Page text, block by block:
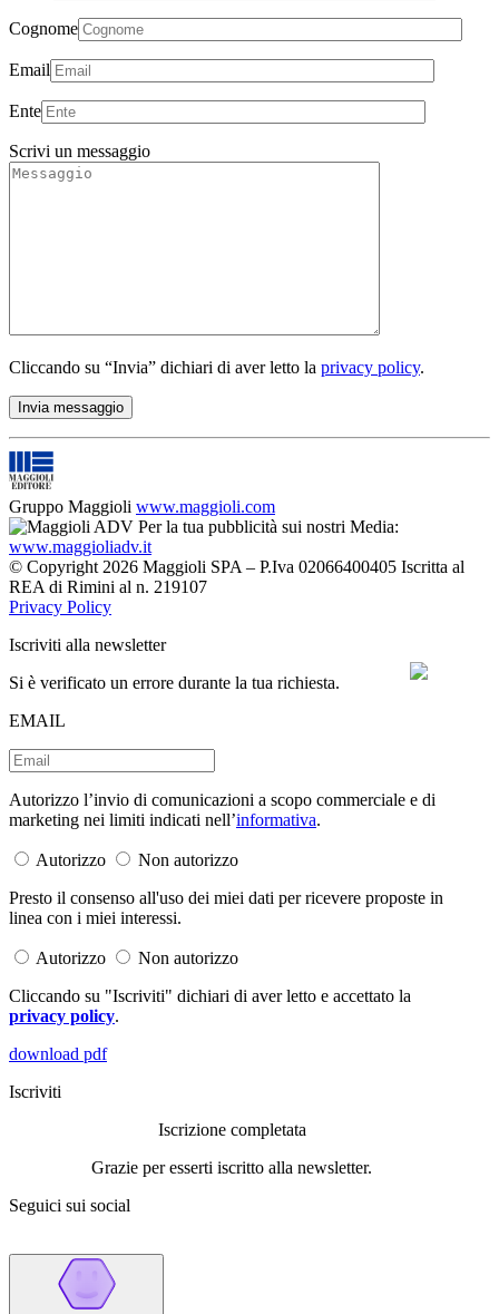
Cognome
Email
Ente
Scrivi un messaggio
Cliccando su “Invia” dichiari di aver letto la privacy policy.
Gruppo Maggioli www.maggioli.com
Per la tua pubblicità sui nostri Media:
www.maggioliadv.it
© Copyright 2026 Maggioli SPA – P.Iva 02066400405 Iscritta al
REA di Rimini al n. 219107
Privacy Policy
Iscriviti alla newsletter
Si è verificato un errore durante la tua richiesta.
EMAIL
Autorizzo l’invio di comunicazioni a scopo commerciale e di
marketing nei limiti indicati nell’informativa.
Autorizzo
Non autorizzo
Presto il consenso all'uso dei miei dati per ricevere proposte in
linea con i miei interessi.
Autorizzo
Non autorizzo
Cliccando su "Iscriviti" dichiari di aver letto e accettato la
privacy policy.
download pdf
Iscriviti
Iscrizione completata
Grazie per esserti iscritto alla newsletter.
Seguici sui social